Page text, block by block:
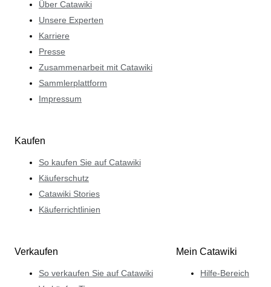
Über Catawiki
Unsere Experten
Karriere
Presse
Zusammenarbeit mit Catawiki
Sammlerplattform
Impressum
Kaufen
So kaufen Sie auf Catawiki
Käuferschutz
Catawiki Stories
Käuferrichtlinien
Verkaufen
So verkaufen Sie auf Catawiki
Mein Catawiki
Hilfe-Bereich